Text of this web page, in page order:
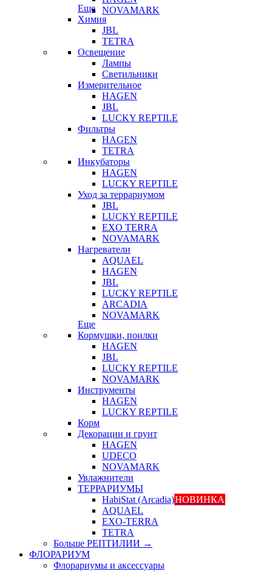
NOVAMARK
Еще
Химия
JBL
TETRA
Освещение
Лампы
Светильники
Измерительное
HAGEN
JBL
LUCKY REPTILE
Фильтры
HAGEN
TETRA
Инкубаторы
HAGEN
LUCKY REPTILE
Уход за террариумом
JBL
LUCKY REPTILE
EXO TERRA
NOVAMARK
Нагреватели
AQUAEL
HAGEN
JBL
LUCKY REPTILE
ARCADIA
NOVAMARK
Еще
Кормушки, поилки
HAGEN
JBL
LUCKY REPTILE
NOVAMARK
Инструменты
HAGEN
LUCKY REPTILE
Корм
Декорации и грунт
HAGEN
UDECO
NOVAMARK
Увлажнители
ТЕРРАРИУМЫ
HabiStat (Arcadia)НОВИНКА
AQUAEL
EXO-TERRA
TETRA
Больше РЕПТИЛИИ →
ФЛОРАРИУМ
Флорариумы и аксессуары